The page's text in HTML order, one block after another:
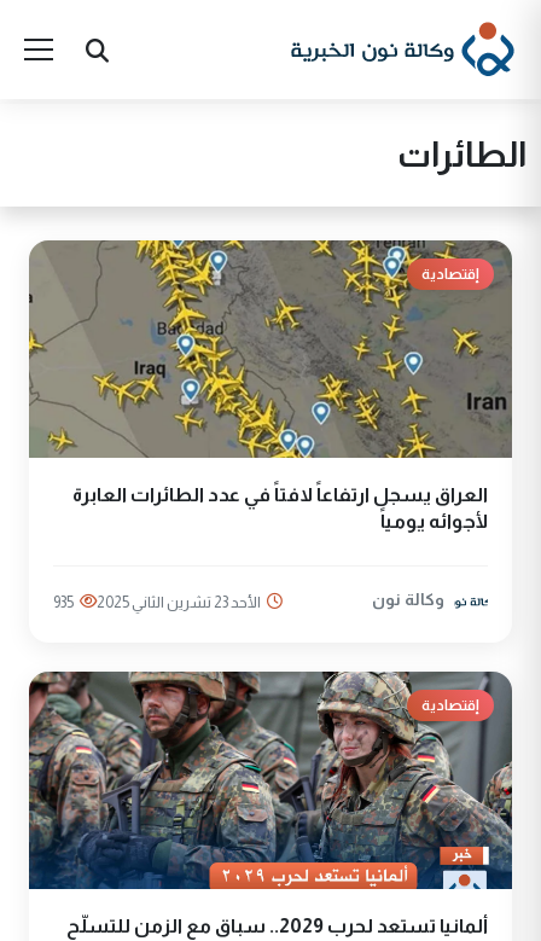
الطائرات
إقتصادية
العراق يسجل ارتفاعاً لافتاً في عدد الطائرات العابرة
لأجوائه يومياً
وكالة نون الأحد 23 تشرين الثاني 2025 935
إقتصادية
ألمانيا تستعد لحرب 2029.. سباق مع الزمن للتسلّح